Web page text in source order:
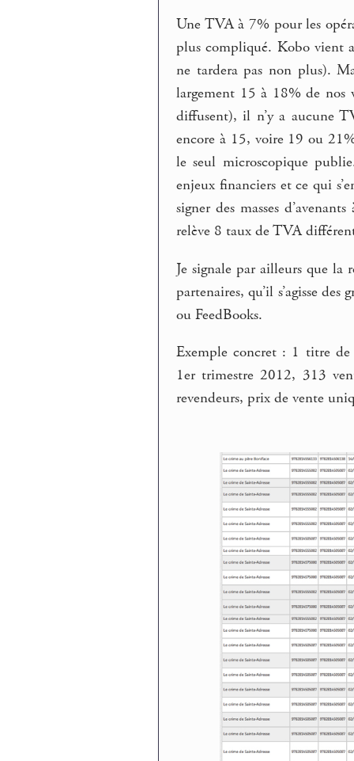
Une TVA à 7% pour les
plus compliqué. Kobo vient
ne tardera pas non plus).
largement 15 à 18% de nos
diffusent), il n’y a aucune
encore à 15, voire 19 ou
le seul microscopique
enjeux financiers et ce qui
signer des masses
relève 8 taux de TVA
Je signale par ailleurs que la
partenaires, qu’il s’agisse
ou FeedBooks.
Exemple concret : 1 titre
1er trimestre 2012, 313
revendeurs, prix de vente